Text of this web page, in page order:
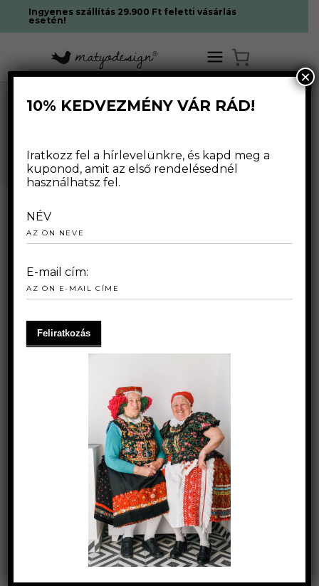
Ingyenes szállítás 29.900 Ft feletti vásárlás
esetén!
A MATYODESIGN
CSOMAGOLÁS TÖRTÉNETE
10% KEDVEZMÉNY VÁR RÁD!
Iratkozz fel a hírlevelünkre, és kapd meg a
kuponod, amit az első rendelésednél
használhatsz fel.
NÉV
E-mail cím:
×